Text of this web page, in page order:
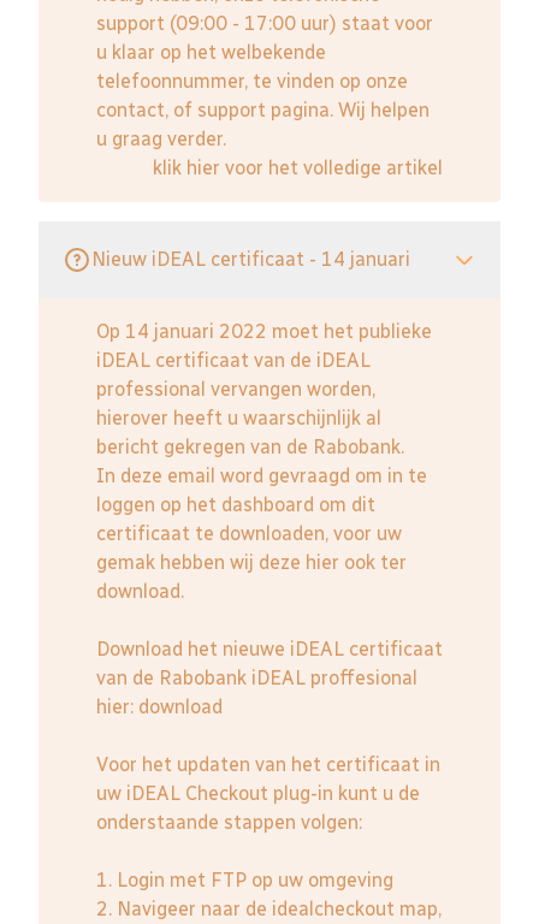
support (09:00 - 17:00 uur) staat voor
u klaar op het welbekende
telefoonnummer, te vinden op onze
contact, of support pagina. Wij helpen
u graag verder.
klik hier voor het volledige artikel
Nieuw iDEAL certificaat - 14 januari
Op 14 januari 2022 moet het publieke
iDEAL certificaat van de iDEAL
professional vervangen worden,
hierover heeft u waarschijnlijk al
bericht gekregen van de Rabobank.
In deze email word gevraagd om in te
loggen op het dashboard om dit
certificaat te downloaden, voor uw
gemak hebben wij deze hier ook ter
download.
Download het nieuwe iDEAL certificaat
van de Rabobank iDEAL proffesional
hier: download
Voor het updaten van het certificaat in
uw iDEAL Checkout plug-in kunt u de
onderstaande stappen volgen:
1. Login met FTP op uw omgeving
2. Navigeer naar de idealcheckout map,